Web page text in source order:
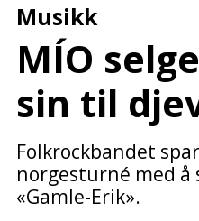
Musikk
MÍO
sin til
Folkrockbandet
norgesturné med å
«Gamle-Erik».